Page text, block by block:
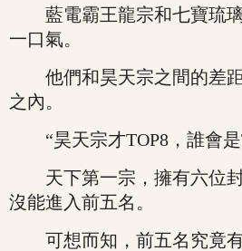
藍電霸王龍宗和七寶琉璃
一口氣。
他們和昊天宗之間的差距
之內。
“昊天宗才TOP8，誰會是
天下第一宗，擁有六位封
沒能進入前五名。
可想而知，前五名究竟有